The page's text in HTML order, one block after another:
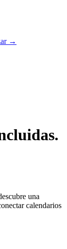
→
.
una
calendarios